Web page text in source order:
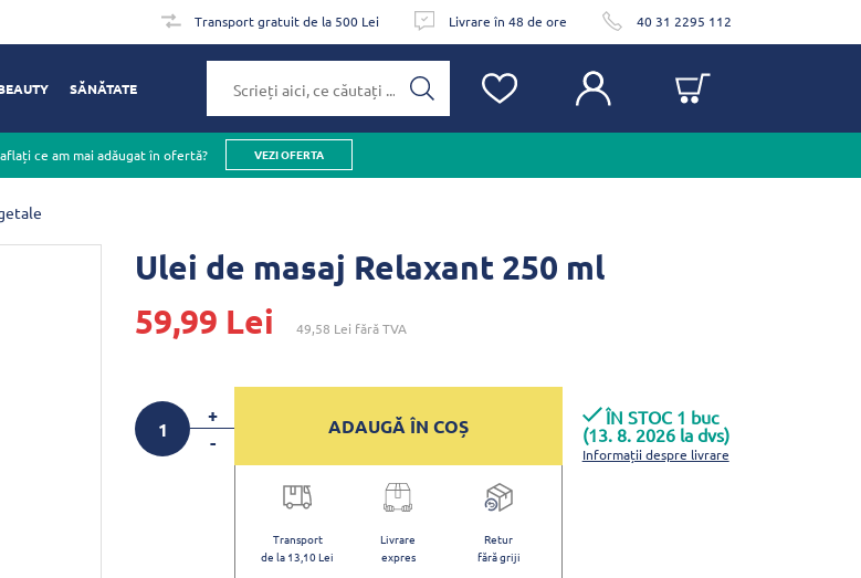
Transport gratuit de la 500 Lei Livrare în 48 de ore 40 31 2295 112
SĂNĂTATE
ce am mai adăugat în ofertă? VEZI OFERTA
Ulei de masaj Relaxant 250 ml
59,99 Lei
49,58 Lei fără TVA
+
-
ÎN STOC 1 buc
(13. 8. 2026 la dvs)
Informații despre livrare
ADAUGĂ ÎN COȘ
Transport
de la 13,10 Lei
Livrare
expres
Retur
fără griji